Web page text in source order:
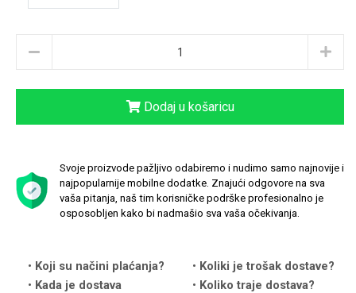
Dodaj u košaricu
Svoje proizvode pažljivo odabiremo i nudimo samo najnovije i
najpopularnije mobilne dodatke. Znajući odgovore na sva
vaša pitanja, naš tim korisničke podrške profesionalno je
osposobljen kako bi nadmašio sva vaša očekivanja.
Koji su načini plaćanja?
Koliki je trošak dostave?
Kada je dostava
Koliko traje dostava?
Životinjsko carstvo
Love motivi I Need Some Space